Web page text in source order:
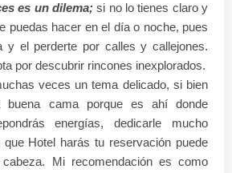
es un dilema; si no lo tienes claro y
puedas hacer en el díao noche, pues
y el perderte por calles y callejones.
por descubrir rincones inexplorados.
veces un tema delicado, si bien
buena cama porque es ahí donde
energías, dedicarle mucho
Hotel harás tu reservación puede
Mi recomendación es como